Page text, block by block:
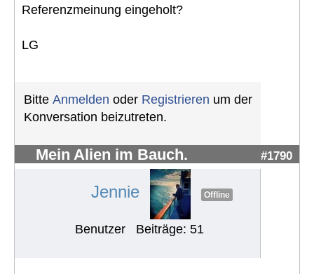
Referenzmeinung eingeholt?
LG
Bitte Anmelden oder Registrieren um der
Konversation beizutreten.
Mein Alien im Bauch. #1790
Jennie Offline
Benutzer Beiträge: 51